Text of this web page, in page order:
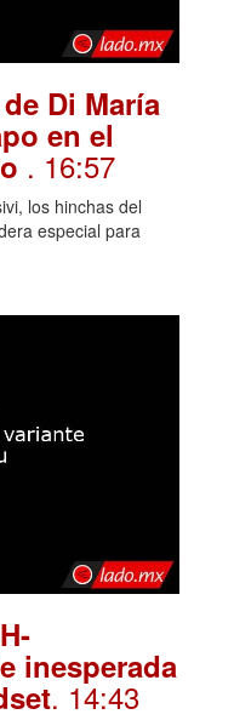
Di María
en el
. 16:57
los hinchas del
especial para
inesperada
. 14:43